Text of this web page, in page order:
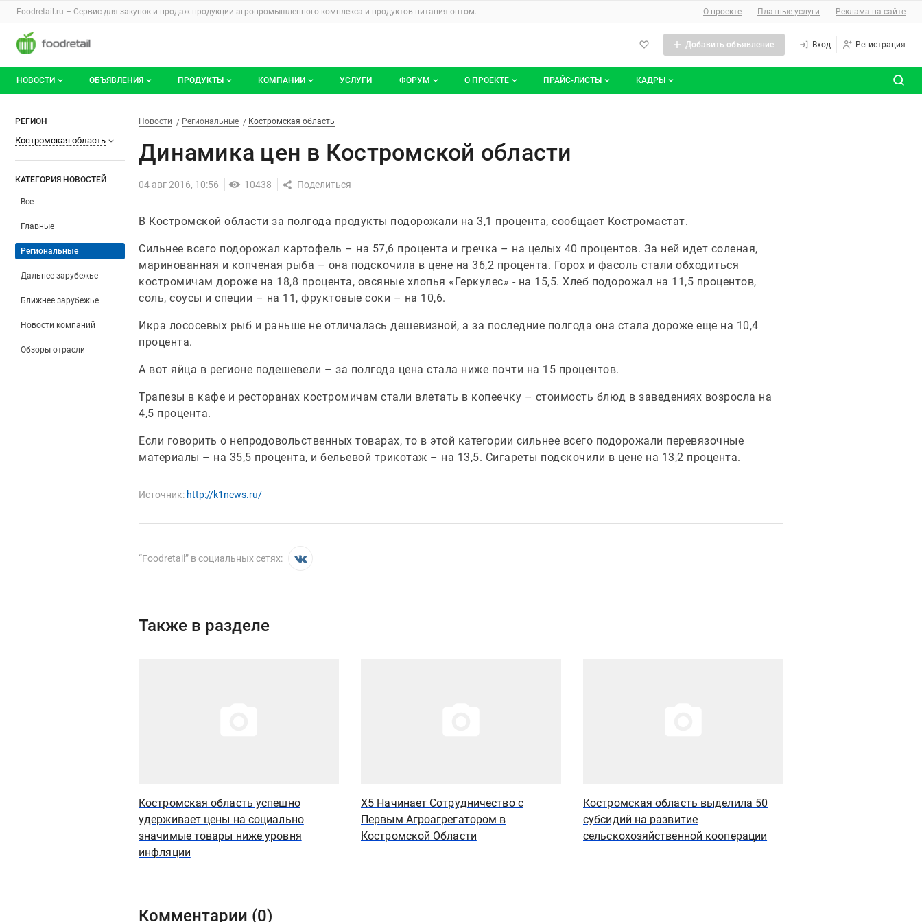
Раздел навигации по сайту foodretail.ru
Foodretail.ru – Сервис для закупок и продаж продукции агропромышленного комплекса и продуктов питания оптом. О сайте
О проекте Платные услуги Реклама на сайте
Авторизация и меню пользователя
Добавить объявление Вход Регистрация
Навигация по разделам сайта foodretail.ru
НОВОСТИ
Документы
ОБЪЯВЛЕНИЯ
Мои объявления
ПРОДУКТЫ КОМПАНИИ УСЛУГИ ФОРУМ О ПРОЕКТЕ
Услуги проекта
Публичная оферта
Реклама на сайте
ПРАЙС-ЛИСТЫ КАДРЫ
Динамика цен в Костромской области
Фильтры
РЕГИОН
Костромская область
КАТЕГОРИЯ НОВОСТЕЙ
Все
Главные
Региональные
Дальнее зарубежье
Ближнее зарубежье
Новости компаний
Обзоры отрасли
Новости
Разделы
Новости Региональные Костромская область
Динамика цен в Костромской области
04 авг 2016, 10:56 10438
В Костромской области за полгода продукты подорожали на 3,1 процента, сообщает Костромастат.
Сильнее всего подорожал картофель – на 57,6 процента и гречка – на целых 40 процентов. За ней идет соленая,
маринованная и копченая рыба – она подскочила в цене на 36,2 процента. Горох и фасоль стали обходиться
костромичам дороже на 18,8 процента, овсяные хлопья «Геркулес» - на 15,5. Хлеб подорожал на 11,5 процентов,
соль, соусы и специи – на 11, фруктовые соки – на 10,6.
Икра лососевых рыб и раньше не отличалась дешевизной, а за последние полгода она стала дороже еще на 10,4
процента.
А вот яйца в регионе подешевели – за полгода цена стала ниже почти на 15 процентов.
Трапезы в кафе и ресторанах костромичам стали влетать в копеечку – стоимость блюд в заведениях возросла на
4,5 процента.
Если говорить о непродовольственных товарах, то в этой категории сильнее всего подорожали перевязочные
материалы – на 35,5 процента, и бельевой трикотаж – на 13,5. Сигареты подскочили в цене на 13,2 процента.
Источник: http://k1news.ru/
“Foodretail” в социальных сетях:
Также в разделе
Костромская область успешно
удерживает цены на социально
значимые товары ниже уровня
инфляции
X5 Начинает Сотрудничество с
Первым Агроагрегатором в
Костромской Области
Костромская область выделила 50
субсидий на развитие
сельскохозяйственной кооперации
Комментарии (0)